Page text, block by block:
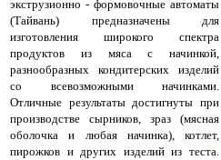
экструзионно - формовочные автоматы
(Тайвань) предназначены для
изготовления широкого спектра
продуктов из мяса с начинкой,
разнообразных кондитерских изделий
со всевозможными начинками.
Отличные результаты достигнуты при
производстве сырников, зраз (мясная
оболочка и любая начинка), котлет,
пирожков и других изделий из теста.